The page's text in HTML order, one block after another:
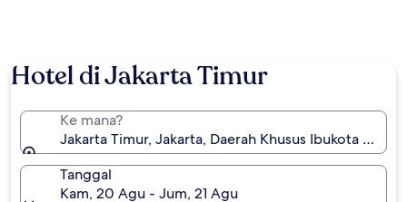
Hotel di Jakarta Timur
Ke mana?
Jakarta Timur, Jakarta, Daerah Khusus Ibukota
Tanggal
Kam, 20 Agu - Jum, 21 Agu